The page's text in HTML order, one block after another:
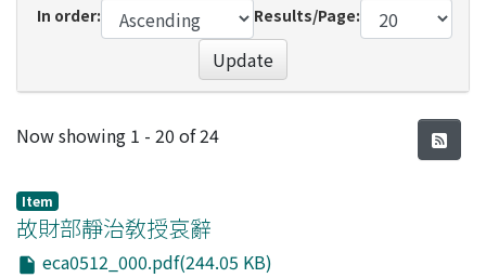
In order:
Results/Page:
Update
Recent Submissions
Now showing 1 - 20 of 24
Item
故財部靜治敎授哀辭
eca0512_000.pdf(244.05 KB)